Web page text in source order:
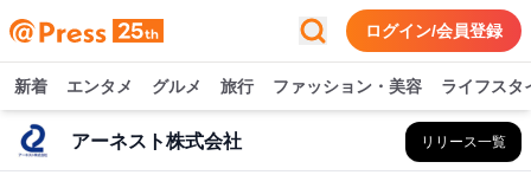
ログイン/会員登録
新着 エンタメ グルメ 旅行 ファッション・美容 ライフスタ
アーネスト株式会社 リリース一覧